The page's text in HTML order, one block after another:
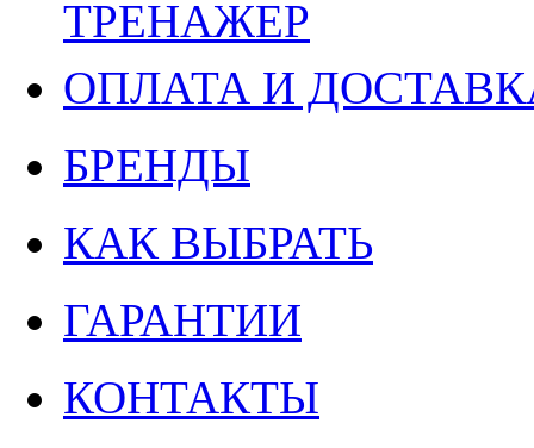
ТРЕНАЖЕР
ОПЛАТА И
БРЕНДЫ
КАК ВЫБРАТЬ
ГАРАНТИИ
КОНТАКТЫ